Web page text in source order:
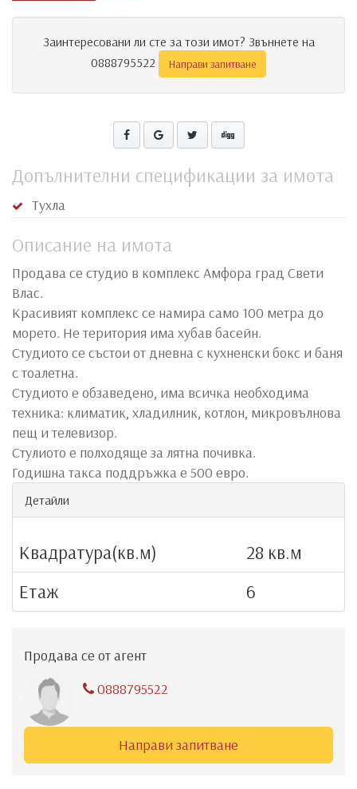
Заинтересовани ли сте за този имот? Звъннете на
0888795522
Направи запитване
Допълнителни спецификации за имота
Тухла
Описание на имота
Продава се студио в комплекс Амфора град Свети
Влас.
Красивият комплекс се намира само 100 метра до
морето. Не територия има хубав басейн.
Студиото се състои от дневна с кухненски бокс и баня
с тоалетна.
Студиото е обзаведено, има всичка необходима
техника: климатик, хладилник, котлон, микровълнова
пещ и телевизор.
Стулиото е полходяще за лятна почивка.
Годишна такса поддръжка е 500 евро.
Детайли
Квадратура(кв.м)
28 кв.м
Етаж
6
Продава се от агент
0888795522
Направи запитване